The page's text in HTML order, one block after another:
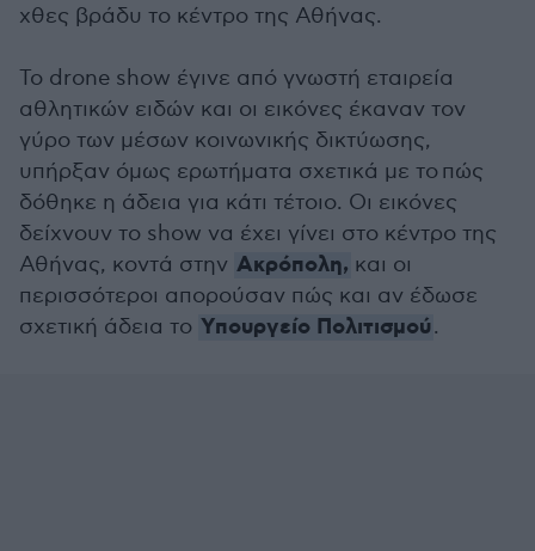
χθες βράδυ το κέντρο της Αθήνας.
Το drone show έγινε από γνωστή εταιρεία
αθλητικών ειδών και οι εικόνες έκαναν τον
γύρο των μέσων κοινωνικής δικτύωσης,
υπήρξαν όμως ερωτήματα σχετικά με το πώς
δόθηκε η άδεια για κάτι τέτοιο. Οι εικόνες
δείχνουν το show να έχει γίνει στο κέντρο της
Αθήνας, κοντά στην Ακρόπολη, και οι
περισσότεροι απορούσαν πώς και αν έδωσε
σχετική άδεια το Υπουργείο Πολιτισμού.